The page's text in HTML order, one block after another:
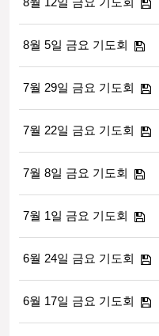
8월 5일 금요 기도회
7월 29일 금요 기도회
7월 22일 금요 기도회
7월 8일 금요 기도회
7월 1일 금요 기도회
6월 24일 금요 기도회
6월 17일 금요 기도회